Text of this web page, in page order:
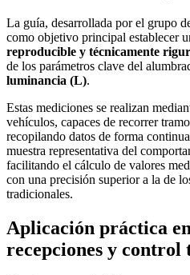
La guía, desarrollada por el grupo
como objetivo principal establecer
reproducible y técnicamente
de los parámetros clave del
luminancia (L).
Estas mediciones se realizan
vehículos, capaces de recorrer
recopilando datos de forma
muestra representativa del
facilitando el cálculo de valores
con una precisión superior a la de
tradicionales.
Aplicación práctica
recepciones y control